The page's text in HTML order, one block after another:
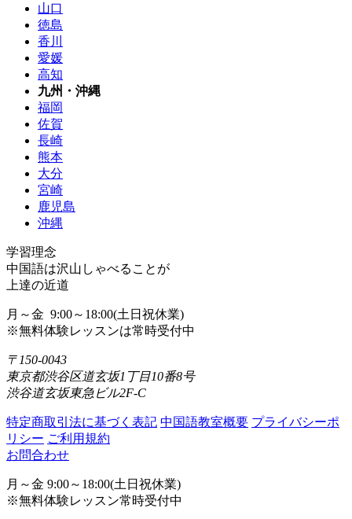
山口
徳島
香川
愛媛
高知
九州・沖縄
福岡
佐賀
長崎
熊本
大分
宮崎
鹿児島
沖縄
学習理念
中国語は沢山しゃべることが
上達の近道
月～金 9:00～18:00(土日祝休業)
※無料体験レッスンは常時受付中
〒150-0043
東京都渋谷区道玄坂1丁目10番8号
渋谷道玄坂東急ビル2F-C
特定商取引法に基づく表記 中国語教室概要 プライバシーポ
リシー ご利用規約
お問合わせ
月～金 9:00～18:00(土日祝休業)
※無料体験レッスン常時受付中